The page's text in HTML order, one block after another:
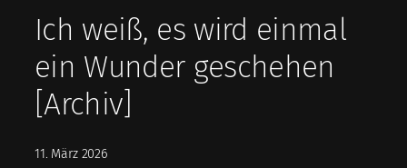
Ich weiß, es wird einmal
ein Wunder geschehen
[Archiv]
11. März 2026